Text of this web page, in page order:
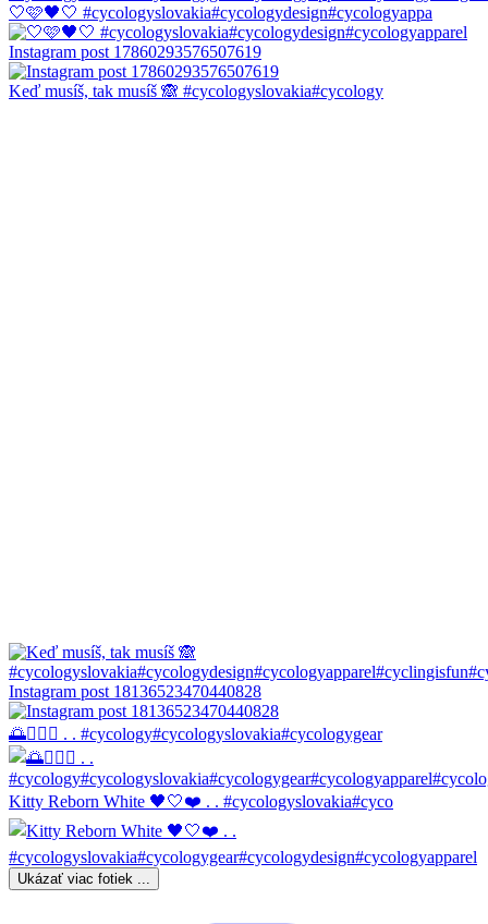
🤍🩷🖤🤍 #cycologyslovakia#cycologydesign#cycologyappa
Instagram post 17860293576507619
Keď musíš, tak musíš 🙈 #cycologyslovakia#cycology
Instagram post 18136523470440828
🌅🚴🏼‍♀️ . . #cycology#cycologyslovakia#cycologygear
Kitty Reborn White 🖤🤍❤️ . . #cycologyslovakia#cyco
Ukázať viac fotiek ...